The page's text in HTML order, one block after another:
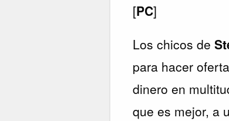
[PC]
Los chicos de
para hacer
dinero en
que es mejor, a